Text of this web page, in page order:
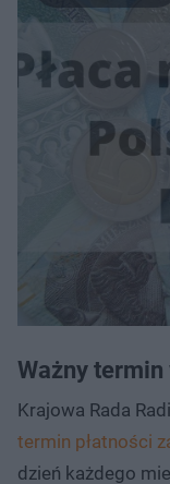
Ważny termin
Krajowa Rada
termin płatności
dzień każdego